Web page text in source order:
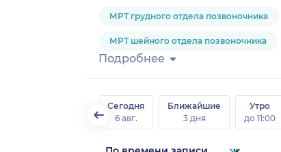
МРТ грудного отдела позвоночника
МРТ шейного отдела позвоночника
Подробнее
Сегодня
6 авг.
Ближайшие
3 дня
Утро
до 11:00